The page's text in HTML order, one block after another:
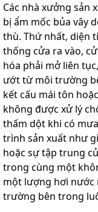
Các nhà xưởng sản
bị ẩm mốc bủa vây
thù. Thứ nhất, diện
thống cửa ra vào,
hóa phải mở liên
ướt từ môi trường
kết cấu mái tôn
không được xử lý
thấm dột khi có
trình sản xuất như
hoặc sự tập trung
trong cùng một
một lượng hơi nước
trường bên trong